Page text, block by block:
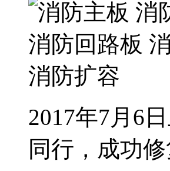
2017年7月6
同行，成功